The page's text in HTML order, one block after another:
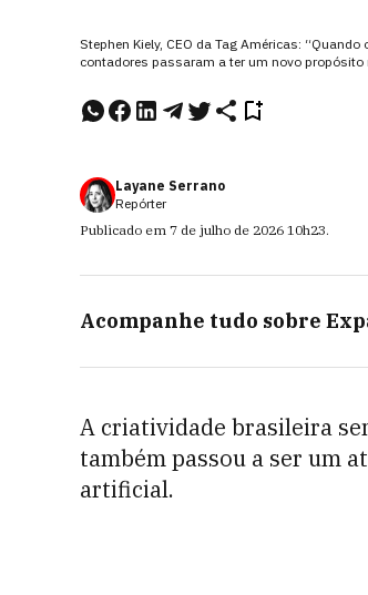
Stephen Kiely, CEO da Tag Américas:
contadores passaram a ter um novo propósito
Layane Serrano
Repórter
Publicado em 7 de julho de 2026 10h23.
Acompanhe tudo sobre
A criatividade brasileira
também passou a ser um
artificial.